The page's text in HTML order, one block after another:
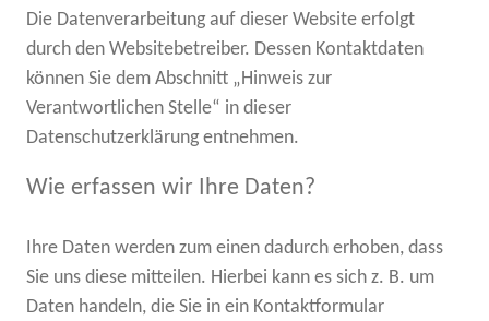
Die Datenverarbeitung auf dieser Website erfolgt
durch den Websitebetreiber. Dessen Kontaktdaten
können Sie dem Abschnitt „Hinweis zur
Verantwortlichen Stelle“ in dieser
Datenschutzerklärung entnehmen.
Wie erfassen wir Ihre Daten?
Ihre Daten werden zum einen dadurch erhoben, dass
Sie uns diese mitteilen. Hierbei kann es sich z. B. um
Daten handeln, die Sie in ein Kontaktformular